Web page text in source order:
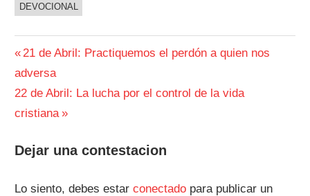
DEVOCIONAL
Navegación
de
entradas
Entrada
anterior:
21 de Abril: Practiquemos el perdón a quien nos
adversa
Siguiente
entrada:
22 de Abril: La lucha por el control de la vida
cristiana
Dejar una contestacion
Lo siento, debes estarconectado para publicar un